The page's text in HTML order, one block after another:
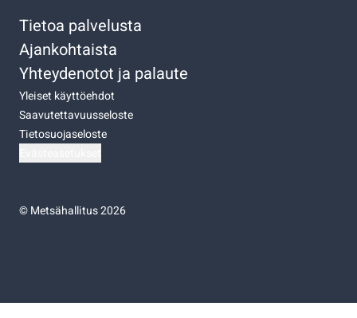
Tietoa palvelusta
Ajankohtaista
Yhteydenotot ja palaute
Yleiset käyttöehdot
Saavutettavuusseloste
Tietosuojaseloste
©Metsähallitus 2026